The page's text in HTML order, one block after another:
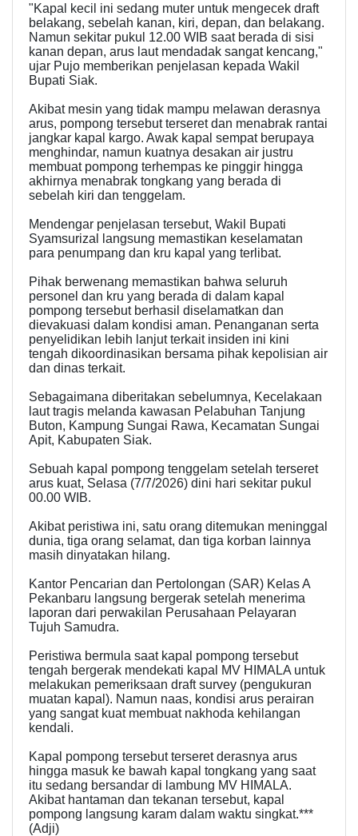
"Kapal kecil ini sedang muter untuk mengecek draft
belakang, sebelah kanan, kiri, depan, dan belakang.
Namun sekitar pukul 12.00 WIB saat berada di sisi
kanan depan, arus laut mendadak sangat kencang,"
ujar Pujo memberikan penjelasan kepada Wakil
Bupati Siak.
Akibat mesin yang tidak mampu melawan derasnya
arus, pompong tersebut terseret dan menabrak rantai
jangkar kapal kargo. Awak kapal sempat berupaya
menghindar, namun kuatnya desakan air justru
membuat pompong terhempas ke pinggir hingga
akhirnya menabrak tongkang yang berada di
sebelah kiri dan tenggelam.
Mendengar penjelasan tersebut, Wakil Bupati
Syamsurizal langsung memastikan keselamatan
para penumpang dan kru kapal yang terlibat.
Pihak berwenang memastikan bahwa seluruh
personel dan kru yang berada di dalam kapal
pompong tersebut berhasil diselamatkan dan
dievakuasi dalam kondisi aman. Penanganan serta
penyelidikan lebih lanjut terkait insiden ini kini
tengah dikoordinasikan bersama pihak kepolisian air
dan dinas terkait.
Sebagaimana diberitakan sebelumnya, Kecelakaan
laut tragis melanda kawasan Pelabuhan Tanjung
Buton, Kampung Sungai Rawa, Kecamatan Sungai
Apit, Kabupaten Siak.
Sebuah kapal pompong tenggelam setelah terseret
arus kuat, Selasa (7/7/2026) dini hari sekitar pukul
00.00 WIB.
Akibat peristiwa ini, satu orang ditemukan meninggal
dunia, tiga orang selamat, dan tiga korban lainnya
masih dinyatakan hilang.
​Kantor Pencarian dan Pertolongan (SAR) Kelas A
Pekanbaru langsung bergerak setelah menerima
laporan dari perwakilan Perusahaan Pelayaran
Tujuh Samudra.
​Peristiwa bermula saat kapal pompong tersebut
tengah bergerak mendekati kapal MV HIMALA untuk
melakukan pemeriksaan draft survey (pengukuran
muatan kapal). Namun naas, kondisi arus perairan
yang sangat kuat membuat nakhoda kehilangan
kendali.
​Kapal pompong tersebut terseret derasnya arus
hingga masuk ke bawah kapal tongkang yang saat
itu sedang bersandar di lambung MV HIMALA.
Akibat hantaman dan tekanan tersebut, kapal
pompong langsung karam dalam waktu singkat.***
(Adji)